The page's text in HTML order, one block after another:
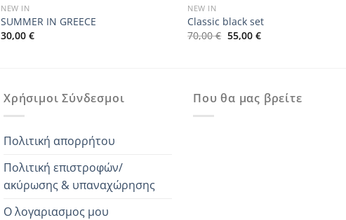
NEW IN
SUMMER IN GREECE
30,00€
NEW IN
Classic black set
70,00€ Original
price
55,00 €Η
Χρήσιμοι Σύνδεσμοι
Πολιτική απορρήτου
Πολιτική επιστροφών/
ακύρωσης & υπαναχώρησης
Ο λογαριασμος μου
Που θα μας βρείτε